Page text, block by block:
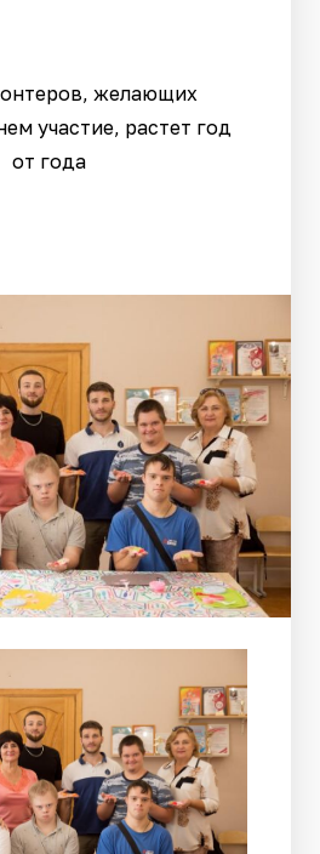
желающих
участие, растет год
от года